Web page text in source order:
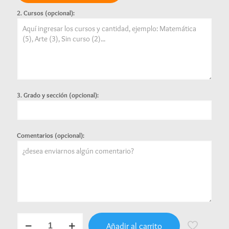
2. Cursos (opcional):
3. Grado y sección (opcional):
Comentarios (opcional):
Ahorro
Añadir al carrito